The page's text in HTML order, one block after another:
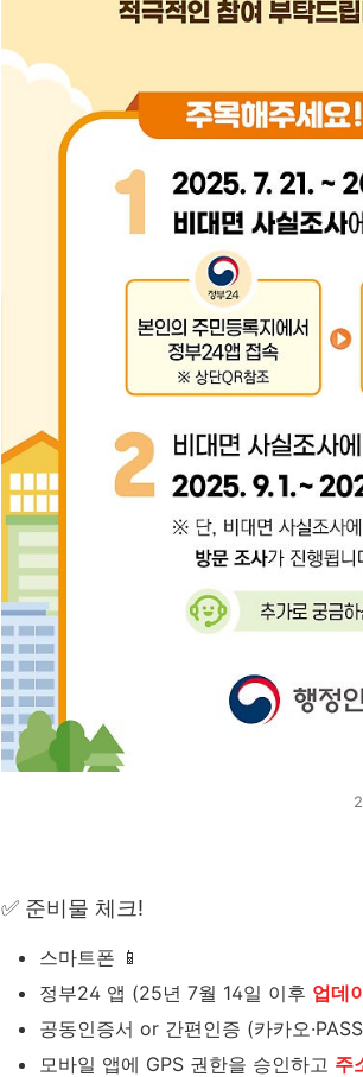
✅ 준비물 체크!
스마트폰 📱
정부24 앱 (25년 7월 14일 이후 업데
공동인증서 or 간편인증 (카카오
모바일 앱에 GPS 권한을 승인하고 주